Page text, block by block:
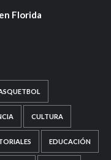
Florida
CULTURA
EDUCACIÓN